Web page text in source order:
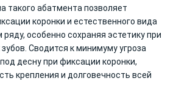
такого абатмента позволяет
коронки и естественного вида
ряду, особенно сохраняя эстетику при
Сводится к минимуму угроза
десну при фиксации коронки,
крепления и долговечность всей